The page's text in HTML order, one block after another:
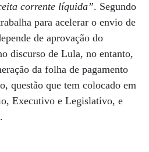
corrente líquida”. Segundo
para acelerar o envio de
de aprovação do
discurso de Lula, no entanto,
da folha de pagamento
questão que tem colocado em
Executivo e Legislativo, e